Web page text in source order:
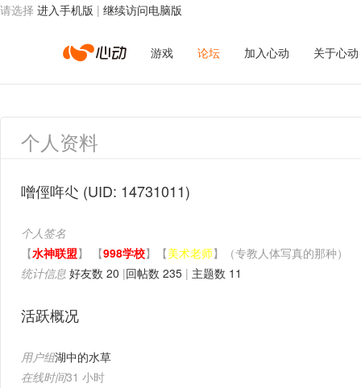
请选择 进入手机版 | 继续访问电脑版
心
动
络
游戏 论坛 加入心动 关于心动
个人资料
噌俓哖尐 (UID: 14731011)
个人签名
【水神联盟】 【998学校】【美术老师】（专教人体写真的那种）
统计信息 好友数 20 |回帖数 235 | 主题数 11
活跃概况
用户组湖中的水草
在线时间31 小时